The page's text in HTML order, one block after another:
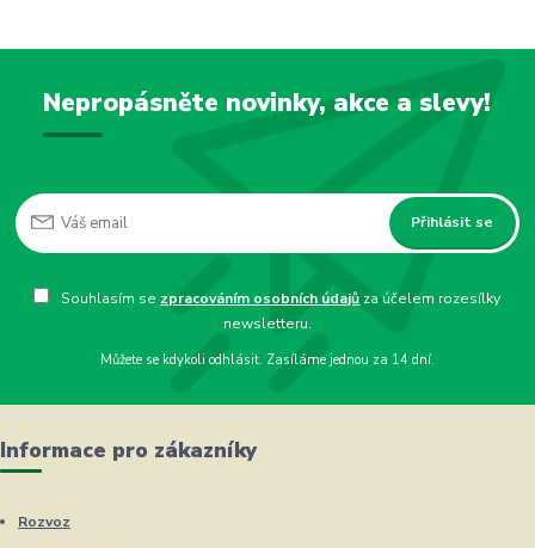
Nepropásněte novinky, akce a slevy!
Přihlásit se
Souhlasím se zpracováním osobních údajů za účelem rozesílky
newsletteru.
Můžete se kdykoli odhlásit. Zasíláme jednou za 14 dní.
Informace pro zákazníky
Rozvoz